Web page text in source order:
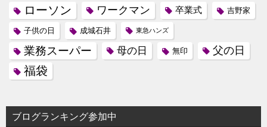
ローソン ワークマン 卒業式 吉野家
子供の日 成城石井 東急ハンズ
業務スーパー 母の日 無印 父の日
福袋
ブログランキング参加中